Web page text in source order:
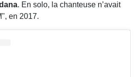
. En solo, la chanteuse n’avait
en 2017.